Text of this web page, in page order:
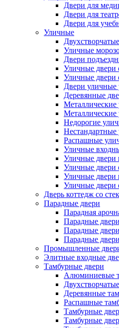
Двери для
Двери для
Двери для
Уличные
Уличные
Двери
Уличные двери
Уличные двери
Двери уличные
Деревянные
Металлические
Недорогие
Распашные
Уличные
Уличные двери
Уличные двери
Уличные двери
Уличные
Дверь коттедж со
Парадные двери
Парадная
Парадные
Парадные
Парадные
Промышленные
Элитные входные
Тамбурные двери
Алюминиевые
Деревянные
Распашные
Тамбурные
Тамбурные